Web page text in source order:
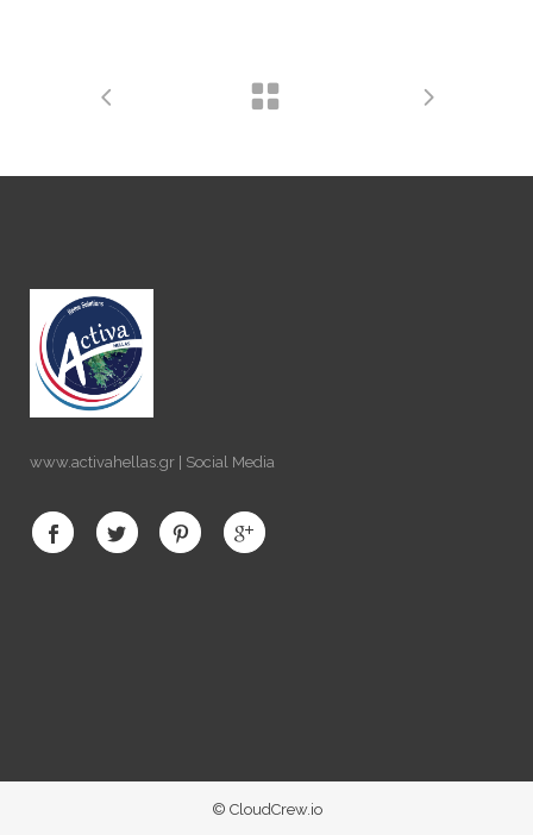
www.activahellas.gr | Social Media
© CloudCrew.io